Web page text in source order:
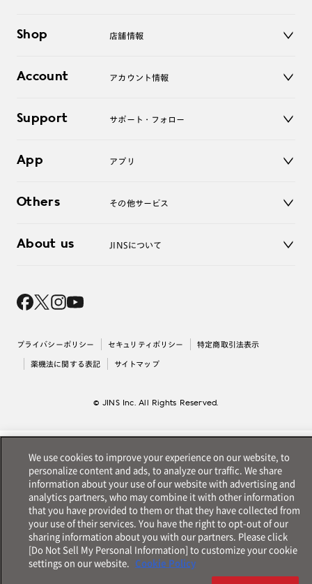
サングラス
コンタクトレンズ
アクセサリー
Shop 店舗情報
オンラインショップ
Account アカウント情報
ログアウト
Support サポート・フォロー
よくあるご質問
お問い合わせ
App アプリ
Others その他サービス
レンズ交換
About us JINSについて
採用情報
プライバシーポリシー セキュリティポリシー 特定商取引法表示
薬機法に関する表記 サイトマップ
© JINS Inc. All Rights Reserved.
We use cookies to improve your experience on our website, to
personalize content and ads, to analyze our traffic. We share
information about your use of our website with advertising and
analytics partners, who may combine it with other information
that you have provided to them or that they have collected from
your use of their services. You have the right to opt-out of our
sharing information about you with our partners. Please click
[Do Not Sell My Personal Information] to customize your cookie
settings on our website. Cookie Policy